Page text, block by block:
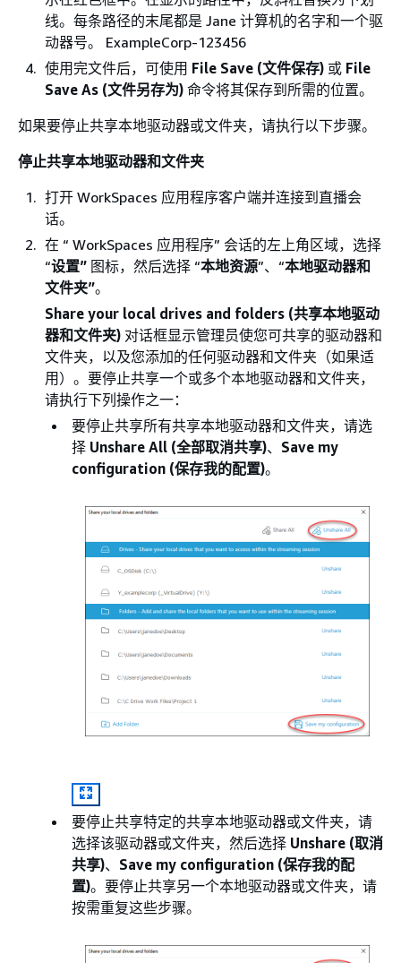
线。每条路径的末尾都是 Jane 计算机的名字和一个驱
动器号。 ExampleCorp-123456
使用完文件后，可使用 File Save (文件保存) 或 File
Save As (文件另存为) 命令将其保存到所需的位置。
如果要停止共享本地驱动器或文件夹，请执行以下步骤。
停止共享本地驱动器和文件夹
打开 WorkSpaces 应用程序客户端并连接到直播会
话。
在 “ WorkSpaces 应用程序” 会话的左上角区域，选择
“设置” 图标，然后选择 “本地资源”、“本地驱动器和
文件夹”。
Share your local drives and folders (共享本地驱动
器和文件夹) 对话框显示管理员使您可共享的驱动器和
文件夹，以及您添加的任何驱动器和文件夹（如果适
用）。要停止共享一个或多个本地驱动器和文件夹，
请执行下列操作之一：
要停止共享所有共享本地驱动器和文件夹，请选
择 Unshare All (全部取消共享)、 Save my
configuration (保存我的配置)。
要停止共享特定的共享本地驱动器或文件夹，请
选择该驱动器或文件夹，然后选择 Unshare (取消
共享)、 Save my configuration (保存我的配
置)。要停止共享另一个本地驱动器或文件夹，请
按需重复这些步骤。